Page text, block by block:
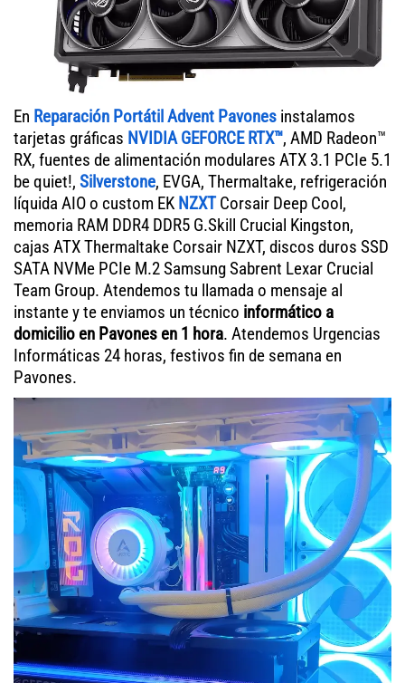
En Reparación Portátil Advent Pavones instalamos
tarjetas gráficas NVIDIA GEFORCE RTX™, AMD Radeon™
RX, fuentes de alimentación modulares ATX 3.1 PCIe 5.1
be quiet!, Silverstone, EVGA, Thermaltake, refrigeración
líquida AIO o custom EK NZXTCorsair Deep Cool,
memoria RAM DDR4 DDR5 G.Skill Crucial Kingston,
cajas ATX Thermaltake Corsair NZXT, discos duros SSD
SATA NVMe PCIe M.2 Samsung Sabrent Lexar Crucial
Team Group. Atendemos tu llamada o mensaje al
instante y te enviamos un técnico informático a
domicilio en Pavones en 1 hora. Atendemos Urgencias
Informáticas 24 horas, festivos fin de semana en
Pavones.